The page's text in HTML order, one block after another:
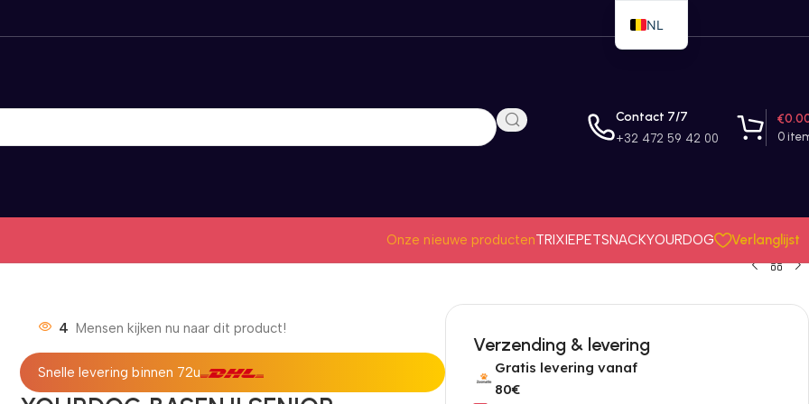
Contact 7/7
+32 472 59 42 00 0
€
Onze nieuwe productenTRIXIEPETSNACKYOURDOG
Verlanglijst
4 Mensen kijken nu naar dit product!
Snelle levering binnen 72u
Verzending & levering
Gratis levering vanaf
80€
NL
EN